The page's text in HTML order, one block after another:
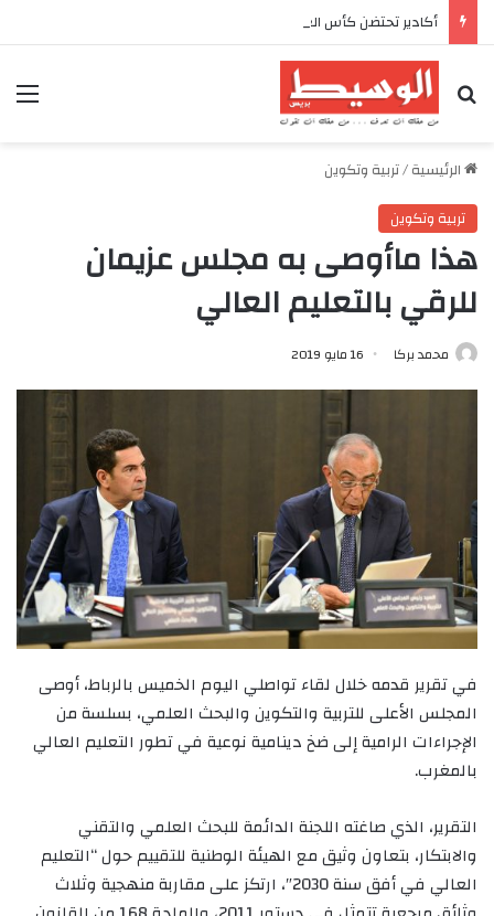
بحث عن
الرئيسية/تربية وتكوين
تربية وتكوين
هذا ماأوصى به مجلس عزيمان
للرقي بالتعليم العالي
محمد بركا 16 مايو 2019
في تقرير قدمه خلال لقاء تواصلي اليوم الخميس بالرباط، أوصى
المجلس الأعلى للتربية والتكوين والبحث العلمي، بسلسة من
الإجراءات الرامية إلى ضخ دينامية نوعية في تطور التعليم العالي
بالمغرب.
التقرير، الذي صاغته اللجنة الدائمة للبحث العلمي والتقني
والابتكار، بتعاون وثيق مع الهيئة الوطنية للتقييم حول “التعليم
العالي في أفق سنة 2030″، ارتكز على مقاربة منهجية وثلاث